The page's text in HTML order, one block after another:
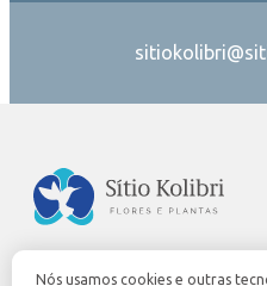
Nós usamos cookies e outras